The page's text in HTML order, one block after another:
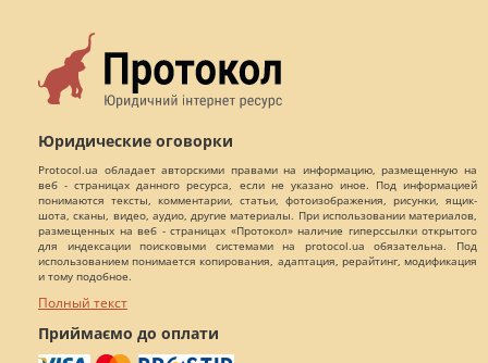
Юридические оговорки
Protocol.ua обладает авторскими правами на информацию, размещенную на
веб - страницах данного ресурса, если не указано иное. Под информацией
понимаются тексты, комментарии, статьи, фотоизображения, рисунки, ящик-
шота, сканы, видео, аудио, другие материалы. При использовании материалов,
размещенных на веб - страницах «Протокол» наличие гиперссылки открытого
для индексации поисковыми системами на protocol.ua обязательна. Под
использованием понимается копирования, адаптация, рерайтинг, модификация
и тому подобное.
Полный текст
Приймаємо до оплати